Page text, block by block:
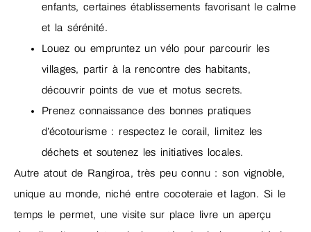
enfants, certaines établissements favorisant le calme
et la sérénité.
Louez ou empruntez un vélo pour parcourir les
villages, partir à la rencontre des habitants,
découvrir points de vue et motus secrets.
Prenez connaissance des bonnes pratiques
d’écotourisme : respectez le corail, limitez les
déchets et soutenez les initiatives locales.
Autre atout de Rangiroa, très peu connu : son vignoble,
unique au monde, niché entre cocoteraie et lagon. Si le
temps le permet, une visite sur place livre un aperçu